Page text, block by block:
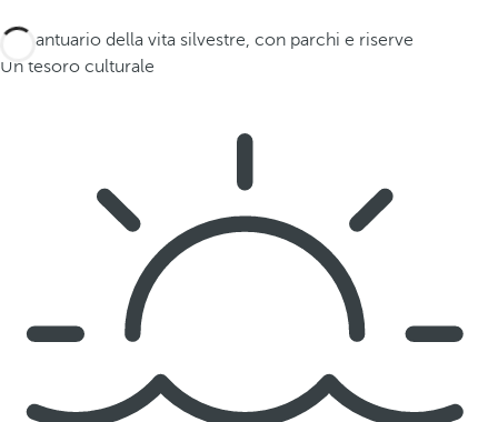
Un santuario della vita silvestre, con parchi e riserve
Un tesoro culturale